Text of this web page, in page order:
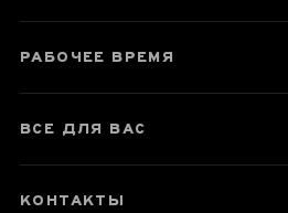
РАБОЧЕЕ ВРЕМЯ
ВСЕ ДЛЯ ВАС
КОНТАКТЫ